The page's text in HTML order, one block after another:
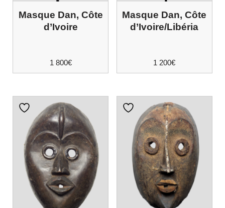
Masque Dan, Côte
d’Ivoire
1 800€
Masque Dan, Côte
d’Ivoire/Libéria
1 200€